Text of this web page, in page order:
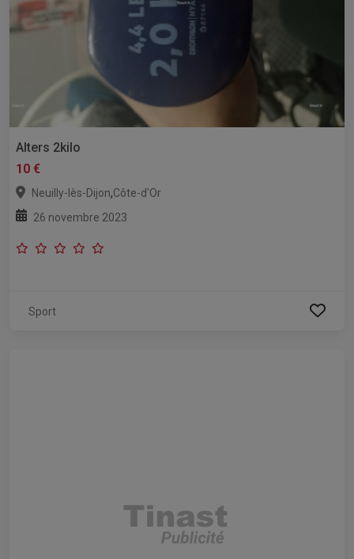
Alters 2kilo
10 €
Neuilly-lès-Dijon,Côte-d'Or
26 novembre 2023
Sport